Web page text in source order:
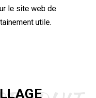
le site web de
utile.